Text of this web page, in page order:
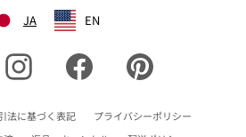
JA EN
Instagram Facebook
法に基づく表記
プライバシーポリシー